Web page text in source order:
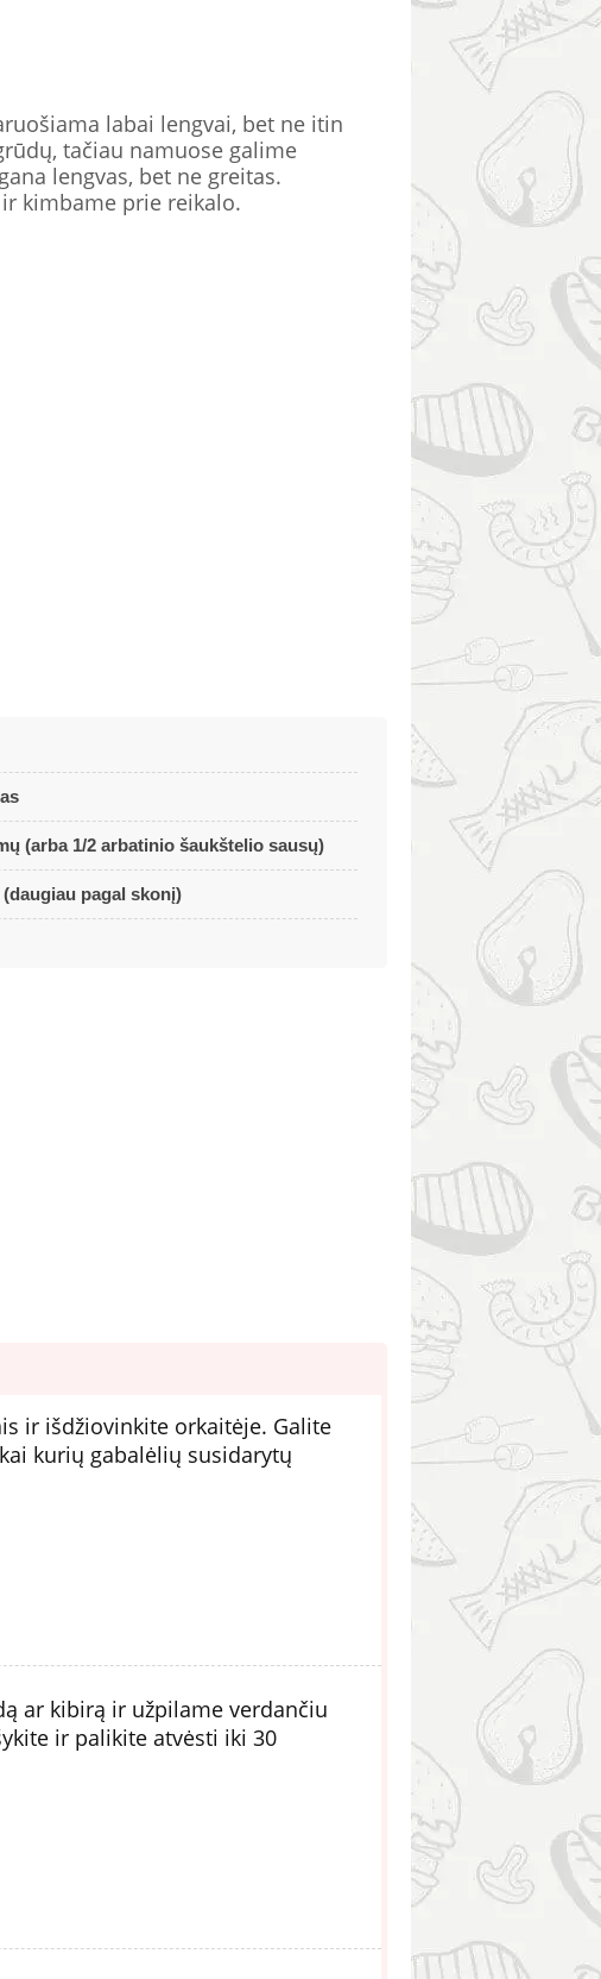
labai lengvai, bet ne itin
tačiau namuose galime
lengvas, bet ne greitas.
kimbame prie reikalo.
(arba 1/2 arbatinio šaukštelio sausų)
pagal skonį)
ir išdžiovinkite orkaitėje. Galite
kurių gabalėlių susidarytų
ar kibirą ir užpilame verdančiu
ir palikite atvėsti iki 30